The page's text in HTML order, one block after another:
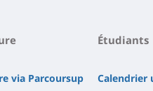
via Parcoursup
Étudiants
Calendrier